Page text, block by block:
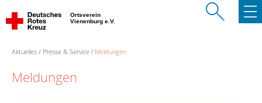
Ortsverein
Vienenburg e.V.
Aktuelles Presse & Service Meldungen
Meldungen